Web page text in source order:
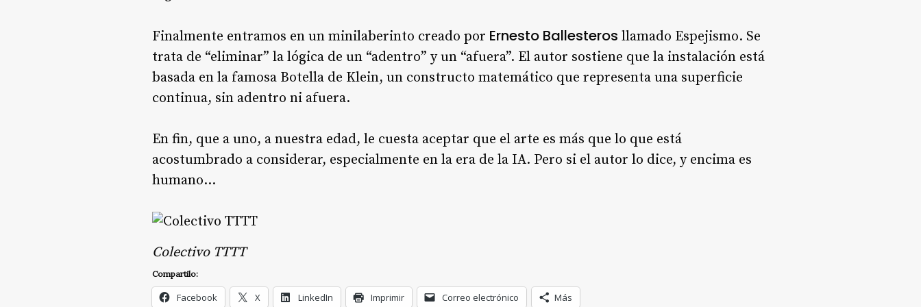
Finalmente entramos en un minilaberinto creado por Ernesto Ballesteros llamado Espejismo. Se
trata de “eliminar” la lógica de un “adentro” y un “afuera”. El autor sostiene que la instalación está
basada en la famosa Botella de Klein, un constructo matemático que representa una superficie
continua, sin adentro ni afuera.
En fin, que a uno, a nuestra edad, le cuesta aceptar que el arte es más que lo que está
acostumbrado a considerar, especialmente en la era de la IA. Pero si el autor lo dice, y encima es
humano…
Colectivo TTTT
Compartilo:
Facebook X LinkedIn Imprimir Correo electrónico Más